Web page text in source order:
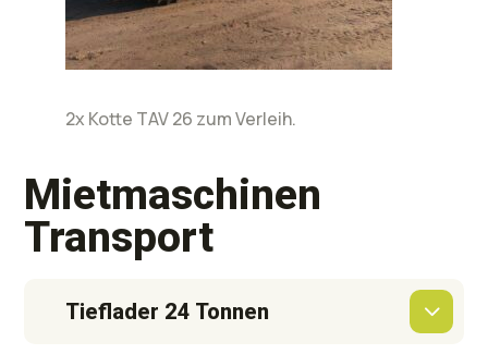
2x Kotte TAV 26 zum Verleih.
Mietmaschinen
Transport
Tieflader 24 Tonnen